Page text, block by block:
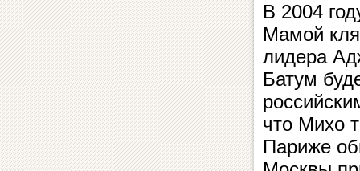
В 2004
Мамой
лидера
Батум
что Михо
Париже